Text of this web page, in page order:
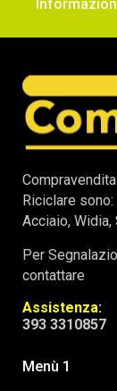
Riciclare sono:
Acciaio, Widia,
Per
contattare
Assistenza:
393 3310857
Menù 1